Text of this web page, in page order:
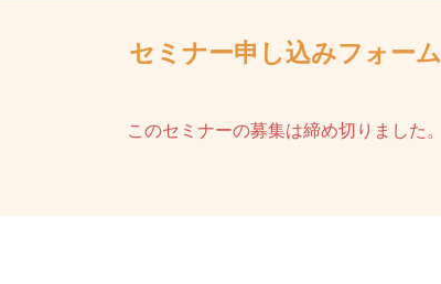
セミナー申し込みフォーム
このセミナーの募集は締め切りました。